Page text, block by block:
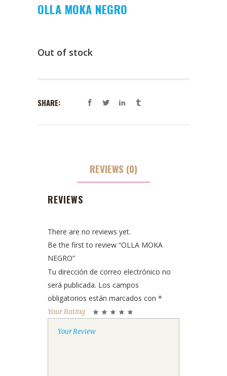
OLLA MOKA NEGRO
Out of stock
SHARE:
REVIEWS (0)
REVIEWS
There are no reviews yet.
Be the first to review “OLLA MOKA
NEGRO”
Tu dirección de correo electrónico no
será publicada. Los campos
obligatorios están marcados con *
Your Rating